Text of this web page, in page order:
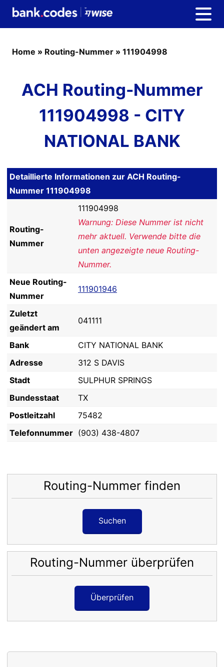
Home » Routing-Nummer » 111904998
ACH Routing-Nummer
111904998 - CITY
NATIONAL BANK
Detaillierte Informationen zur ACH Routing-
Nummer 111904998
Routing-
Nummer
111904998
Warnung: Diese Nummer ist nicht
mehr aktuell. Verwende bitte die
unten angezeigte neue Routing-
Nummer.
Neue Routing-
Nummer
111901946
Zuletzt
geändert am
041111
Bank
CITY NATIONAL BANK
Adresse
312 S DAVIS
Stadt
SULPHUR SPRINGS
Bundesstaat
TX
Postleitzahl
75482
Telefonnummer (903) 438-4807
Routing-Nummer finden
Suchen
Routing-Nummer überprüfen
Überprüfen